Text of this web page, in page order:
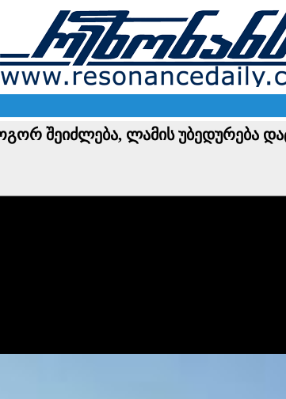
შეიძლება, ლამის უბედურება